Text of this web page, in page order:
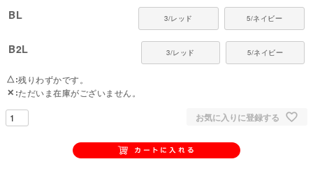
BL 3/レッド 5/ネイビー
B2L 3/レッド 5/ネイビー
△ 残りわずかです。
✕ ただいま在庫がございません。
お気に入りに登録する